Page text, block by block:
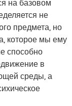
на базовом
не
предмета, но
которое мы ему
способно
в
среды, а